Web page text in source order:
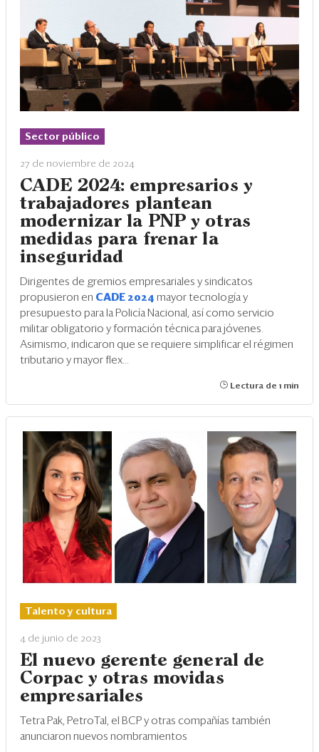
Sector público
27 de noviembre de 2024
CADE 2024: empresarios y
trabajadores plantean
modernizar la PNP y otras
medidas para frenar la
inseguridad
Dirigentes de gremios empresariales y sindicatos
propusieron en CADE 2024 mayor tecnología y
presupuesto para la Policía Nacional, así como servicio
militar obligatorio y formación técnica para jóvenes.
Asimismo, indicaron que se requiere simplificar el régimen
tributario y mayor flex...
Lectura de 1 min
Talento y cultura
4 de junio de 2023
El nuevo gerente general de
Corpac y otras movidas
empresariales
Tetra Pak, PetroTal, el BCP y otras compañías también
anunciaron nuevos nombramientos